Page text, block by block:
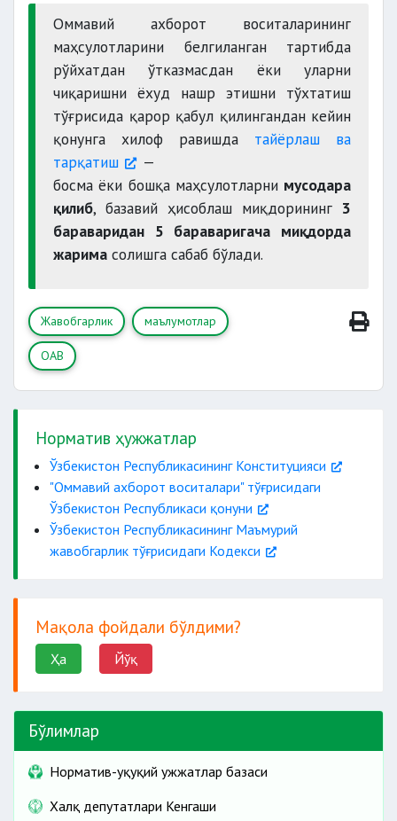
Оммавий ахборот воситаларининг
маҳсулотларини белгиланган тартибда
рўйхатдан ўтказмасдан ёки уларни
чиқаришни ёхуд нашр этишни тўхтатиш
тўғрисида қарор қабул қилингандан кейин
қонунга хилоф равишда тайёрлаш ва
тарқатиш
—
босма ёки бошқа маҳсулотларни мусодара
қилиб, базавий ҳисоблаш миқдорининг 3
бараваридан 5 бараваригача миқдорда
жарима солишга сабаб бўлади.
Жавобгарлик маълумотлар
ОАВ
Норматив ҳужжатлар
Ўзбекистон Республикасининг Конституцияси
"Оммавий ахборот воситалари" тўғрисидаги
Ўзбекистон Республикаси қонуни
Ўзбекистон Республикасининг Маъмурий
жавобгарлик тўғрисидаги Кодекси
Мақола фойдали бўлдими?
Ҳа Йўқ
Бўлимлар
Норматив-ҳуқуқий ҳужжатлар базаси
Халқ депутатлари Кенгаши